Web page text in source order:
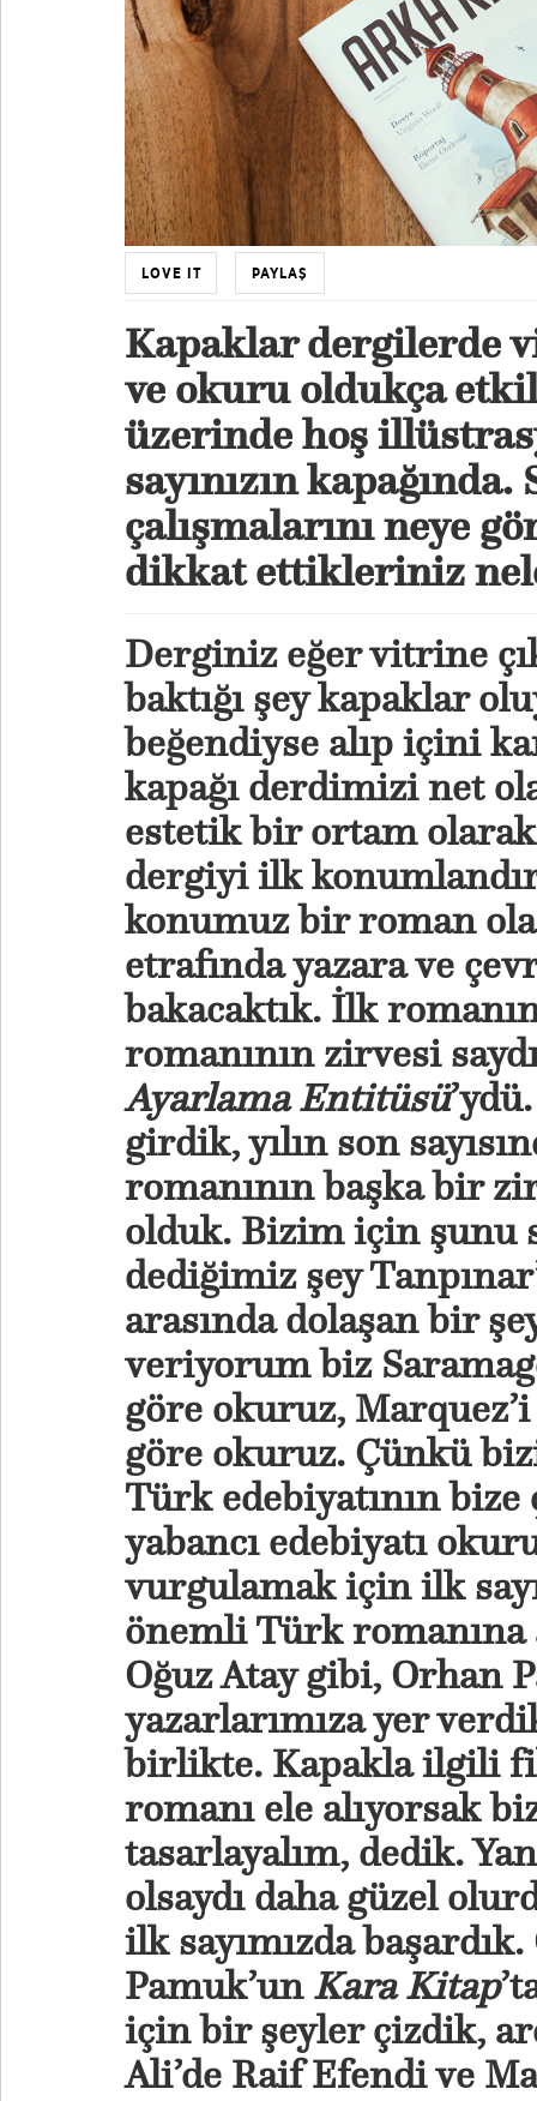
LOVE IT PAYLAŞ
Kapaklar dergilerde
ve okuru oldukça
üzerinde hoş
sayınızın
çalışmalarını neye
dikkat ettikleriniz
Derginiz eğer vitrine
baktığı şey kapaklar
beğendiyse alıp içini
kapağı derdimizi net
estetik bir ortam
dergiyi ilk
konumuz bir roman
etrafında yazara ve
bakacaktık. İlk
romanının zirvesi
Ayarlama Entitüsü
girdik, yılın son
romanının başka bir
olduk. Bizim için şunu
dediğimiz şey
arasında dolaşan bir
veriyorum biz
göre okuruz, Marquez’i
göre okuruz. Çünkü
Türk edebiyatının
yabancı edebiyatı
vurgulamak için ilk
önemli Türk romanına
Oğuz Atay gibi, Orhan
yazarlarımıza yer
birlikte. Kapakla ilgili
romanı ele alıyorsak
tasarlayalım, dedik.
olsaydı daha güzel
ilk sayımızda
Pamuk’unKara Kitap
için bir şeyler çizdik,
Ali’de Raif Efendi ve